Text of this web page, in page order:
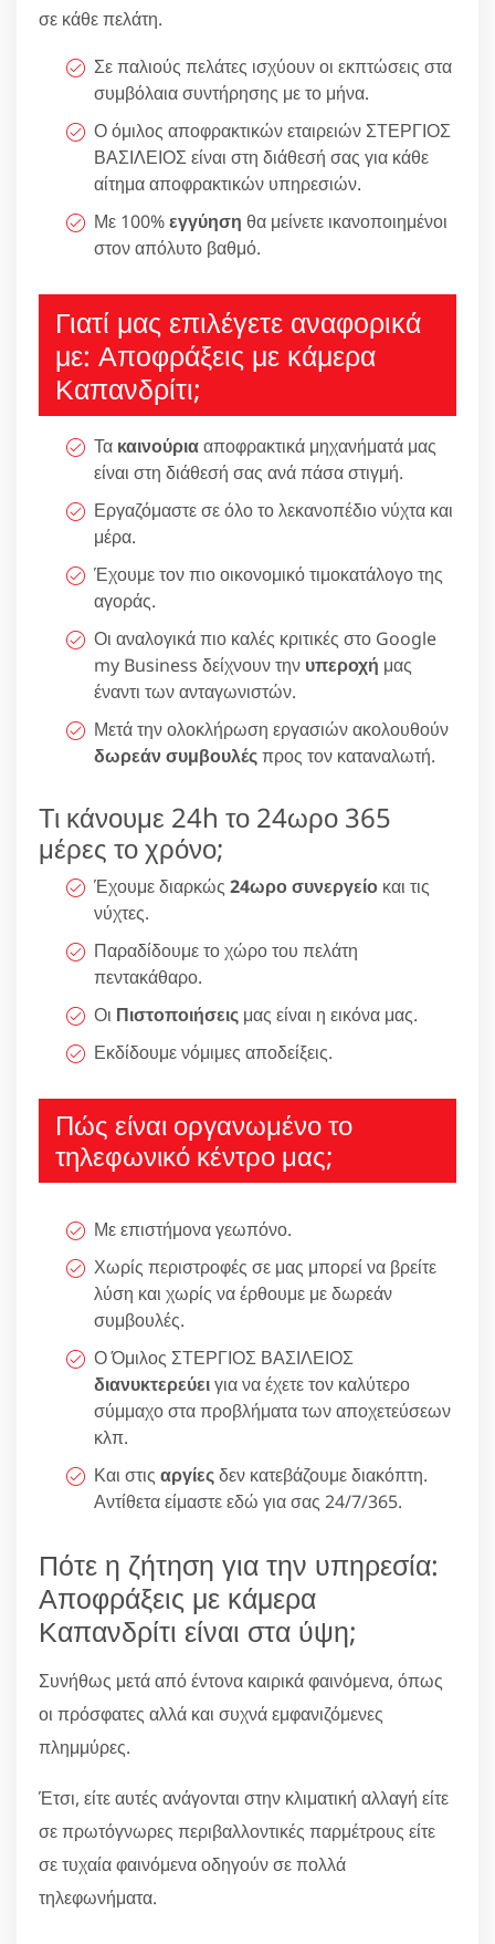
σε κάθε πελάτη.
Σε παλιούς πελάτες ισχύουν οι εκπτώσεις στα
συμβόλαια συντήρησης με το μήνα.
Ο όμιλος αποφρακτικών εταιρειών ΣΤΕΡΓΙΟΣ
ΒΑΣΙΛΕΙΟΣ είναι στη διάθεσή σας για κάθε
αίτημα αποφρακτικών υπηρεσιών.
Με 100%εγγύηση θα μείνετε ικανοποιημένοι
στον απόλυτο βαθμό.
Γιατί μας επιλέγετε αναφορικά
με: Αποφράξεις με κάμερα
Καπανδρίτι;
Τα καινούριααποφρακτικά μηχανήματά μας
είναι στη διάθεσή σας ανά πάσα στιγμή.
Εργαζόμαστε σε όλο το λεκανοπέδιο νύχτα και
μέρα.
Έχουμε τον πιο οικονομικό τιμοκατάλογο της
αγοράς.
Οι αναλογικά πιο καλές κριτικές στο Google
my Business δείχνουν την υπεροχή μας
έναντι των ανταγωνιστών.
Μετά την ολοκλήρωση εργασιών ακολουθούν
δωρεάν συμβουλέςπρος τον καταναλωτή.
Τι κάνουμε 24h το 24ωρο 365
μέρες το χρόνο;
Έχουμε διαρκώς 24ωρο συνεργείο και τις
νύχτες.
Παραδίδουμε το χώρο του πελάτη
πεντακάθαρο.
Οι Πιστοποιήσεις μας είναι η εικόνα μας.
Εκδίδουμε νόμιμες αποδείξεις.
Πώς είναι οργανωμένο το
τηλεφωνικό κέντρο μας;
Με επιστήμονα γεωπόνο.
Χωρίς περιστροφές σε μας μπορεί να βρείτε
λύση και χωρίς να έρθουμε με δωρεάν
συμβουλές.
Ο Όμιλος ΣΤΕΡΓΙΟΣ ΒΑΣΙΛΕΙΟΣ
διανυκτερεύειγια να έχετε τον καλύτερο
σύμμαχο στα προβλήματα των αποχετεύσεων
κλπ.
Και στις αργίεςδεν κατεβάζουμε διακόπτη.
Αντίθετα είμαστε εδώ για σας 24/7/365.
Πότε η ζήτηση για την υπηρεσία:
Αποφράξεις με κάμερα
Καπανδρίτι είναι στα ύψη;
Συνήθως μετά από έντονα καιρικά φαινόμενα, όπως
οι πρόσφατες αλλά και συχνά εμφανιζόμενες
πλημμύρες.
Έτσι, είτε αυτές ανάγονται στην κλιματική αλλαγή είτε
σε πρωτόγνωρες περιβαλλοντικές παρμέτρους είτε
σε τυχαία φαινόμενα οδηγούν σε πολλά
τηλεφωνήματα.